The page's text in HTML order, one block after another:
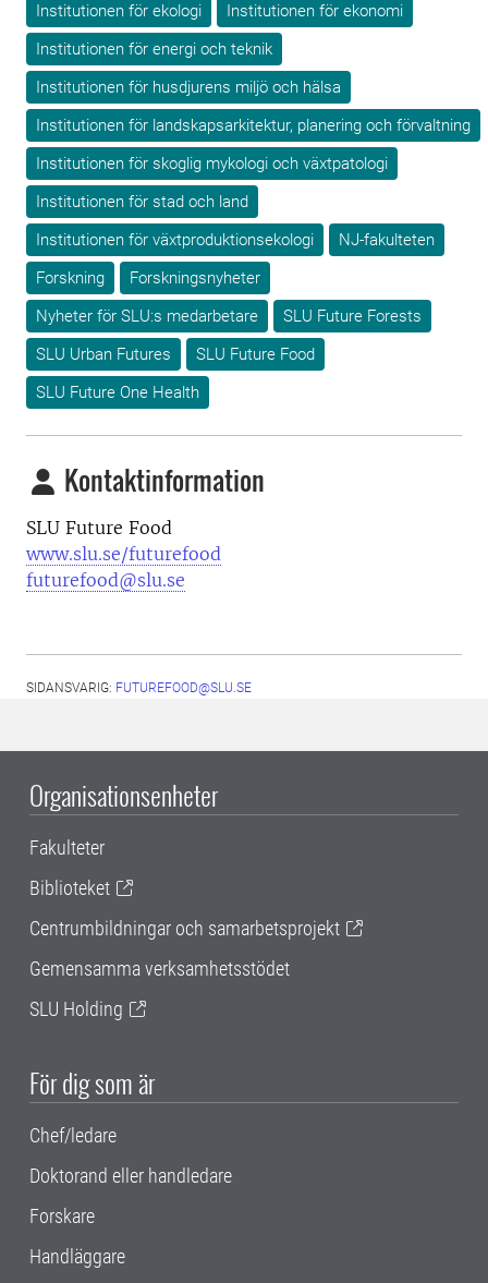
Institutionen för ekologi
Institutionen för ekonomi
Institutionen för energi och teknik
Institutionen för husdjurens miljö och hälsa
Institutionen för landskapsarkitektur, planering och förvaltning
Institutionen för skoglig mykologi och växtpatologi
Institutionen för stad och land
Institutionen för växtproduktionsekologi
NJ-fakulteten
Forskning
Forskningsnyheter
Nyheter för SLU:s medarbetare
SLU Future Forests
SLU Urban Futures
SLU Future Food
SLU Future One Health
Kontaktinformation
SLU Future Food
www.slu.se/futurefood
futurefood@slu.se
SIDANSVARIG: FUTUREFOOD@SLU.SE
Organisationsenheter
Fakulteter
Biblioteket
Centrumbildningar och samarbetsprojekt
Gemensamma verksamhetsstödet
SLU Holding
För dig som är
Chef/ledare
Doktorand eller handledare
Forskare
Handläggare